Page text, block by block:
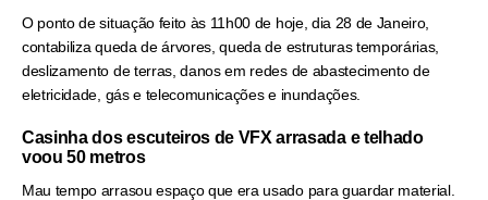
O ponto de situação feito às 11h00 de hoje, dia 28 de Janeiro,
contabiliza queda de árvores, queda de estruturas temporárias,
deslizamento de terras, danos em redes de abastecimento de
eletricidade, gás e telecomunicações e inundações.
Casinha dos escuteiros de VFX arrasada e telhado
voou 50 metros
Mau tempo arrasou espaço que era usado para guardar material.